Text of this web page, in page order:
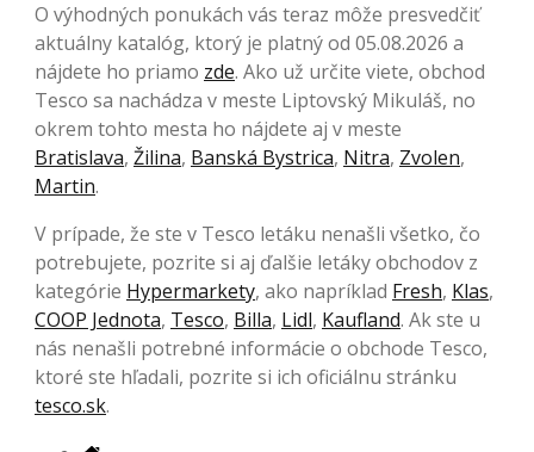
O výhodných ponukách vás teraz môže presvedčiť
aktuálny katalóg, ktorý je platný od 05.08.2026 a
nájdete ho priamo zde. Ako už určite viete, obchod
Tesco sa nachádza v meste Liptovský Mikuláš, no
okrem tohto mesta ho nájdete aj v meste
Bratislava, Žilina, Banská Bystrica, Nitra, Zvolen,
Martin.
V prípade, že ste v Tesco letáku nenašli všetko, čo
potrebujete, pozrite si aj ďalšie letáky obchodov z
kategórie Hypermarkety, ako napríklad Fresh, Klas,
COOP Jednota, Tesco, Billa, Lidl, Kaufland. Ak ste u
nás nenašli potrebné informácie o obchode Tesco,
ktoré ste hľadali, pozrite si ich oficiálnu stránku
tesco.sk.